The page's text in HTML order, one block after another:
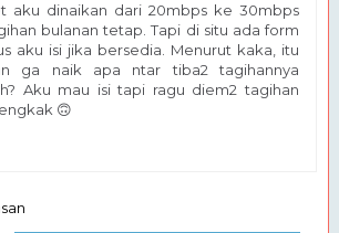
aku dinaikan dari 20mbps ke 30mbps
bulanan tetap. Tapi di situ ada form
aku isi jika bersedia. Menurut kaka, itu
ga naik apa ntar tiba2 tagihannya
Aku mau isi tapi ragu diem2 tagihan
🙃